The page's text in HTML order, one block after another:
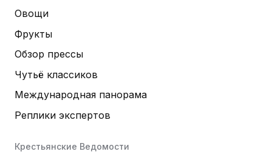
Овощи
Фрукты
Обзор прессы
Чутьё классиков
Международная панорама
Реплики экспертов
Крестьянские Ведомости